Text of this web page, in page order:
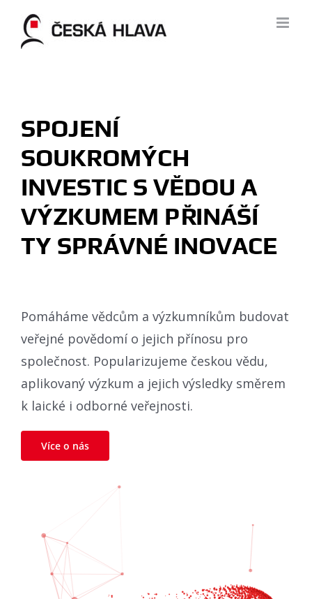
content
SPOJENÍ
SOUKROMÝCH
INVESTIC S VĚDOU A
VÝZKUMEM PŘINÁŠÍ
TY SPRÁVNÉ INOVACE
Pomáháme vědcům a výzkumníkům budovat
veřejné povědomí o jejich přínosu pro
společnost. Popularizujeme českou vědu,
aplikovaný výzkum a jejich výsledky směrem
k laické i odborné veřejnosti.
Více o nás